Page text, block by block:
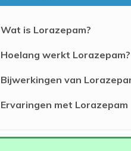
Wat is Lorazepam?
Hoelang werkt Lorazepam?
Bijwerkingen van
Ervaringen met Lorazepam